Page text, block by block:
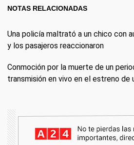
NOTAS RELACIONADAS
Una policía maltrató a un chico con
y los pasajeros reaccionaron
Conmoción por la muerte de un
transmisión en vivo en el estreno de